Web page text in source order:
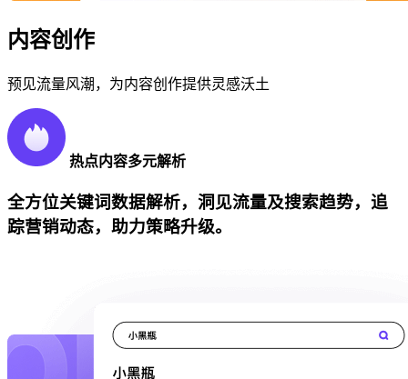
内容创作
预见流量风潮，为内容创作提供灵感沃土
热点内容多元解析
全方位关键词数据解析，洞见流量及搜索趋势，追
踪营销动态，助力策略升级。